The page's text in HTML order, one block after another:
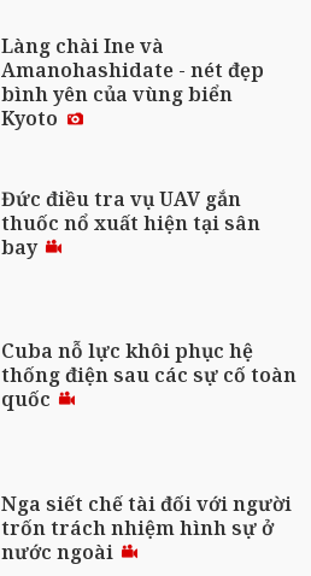
Làng chài Ine và
Amanohashidate - nét đẹp
bình yên của vùng biển
Kyoto
Đức điều tra vụ UAV gắn
thuốc nổ xuất hiện tại sân
bay
Cuba nỗ lực khôi phục hệ
thống điện sau các sự cố toàn
quốc
Nga siết chế tài đối với người
trốn trách nhiệm hình sự ở
nước ngoài